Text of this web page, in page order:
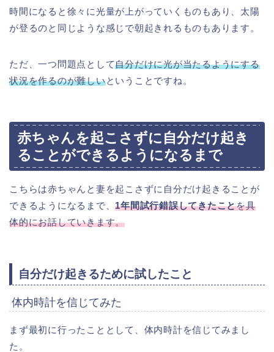
時間になると徐々に光量が上がっていくものもあり、太陽
が登るのと同じような感じで朝起きれるものもあります。
ただ、一つ問題点として自分だけに光が当たるようにする
状況を作るのが難しいということですね。
赤ちゃんを起こさずに自分だけ起き
ることができるようになるまで
こちらは赤ちゃんと妻を起こさずに自分だけ起きることが
できるようになるまで、1年間試行錯誤してきたことを具
体的にお話していきます。
自分だけ起きるために試したこと
体内時計を信じてみた
まず最初に行ったこととして、体内時計を信じてみまし
た。